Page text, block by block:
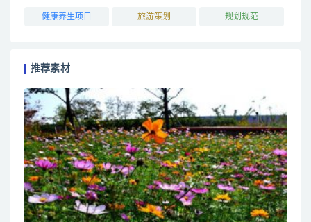
健康养生项目 旅游策划 规划规范
推荐素材